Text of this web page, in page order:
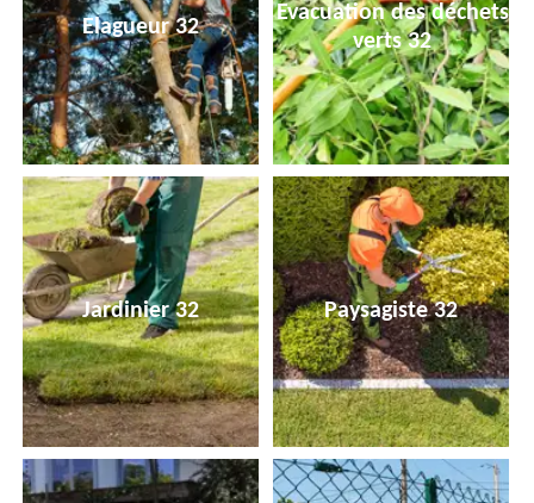
Elagueur 32
Evacuation des déchets
verts 32
Jardinier 32 Paysagiste 32